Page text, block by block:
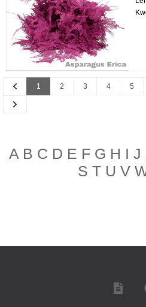
Previous
1 2 3 4 5
Next
A B C D E F G H I J
S T U V